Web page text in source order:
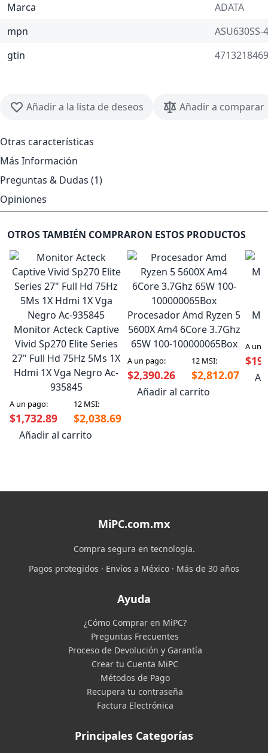
Marca
ADATA
mpn
ASU630SS-
gtin
Añadir a la lista de deseos Añadir a comparar
Otras características
Más Información
Preguntas & Dudas (1)
Opiniones
OTROS TAMBIÉN COMPRARON ESTOS PRODUCTOS
Monitor Acteck Captive
Vivid Sp270 Elite Series
27" Full Hd 75Hz 5Ms 1X
Hdmi 1X Vga Negro Ac-
935845
A un pago: 12 MSI:
$1,732.89 $2,038.69
Añadir al carrito
Procesador Amd Ryzen 5
5600X Am4 6Core 3.7Ghz
65W 100-100000065Box
A un pago: 12 MSI:
$2,390.26 $2,812.07
Añadir al carrito
A un
MiPC.com.mx
Compra segura en tecnología.
Pagos protegidos · Envíos a México · Más de 30 años
Ayuda
¿Cómo Comprar en MiPC?
Preguntas Frecuentes
Proceso de Devolución y Garantía
Crear tu Cuenta MiPC
Métodos de Pago
Recupera tu contraseña
Factura Electrónica
Principales Categorías